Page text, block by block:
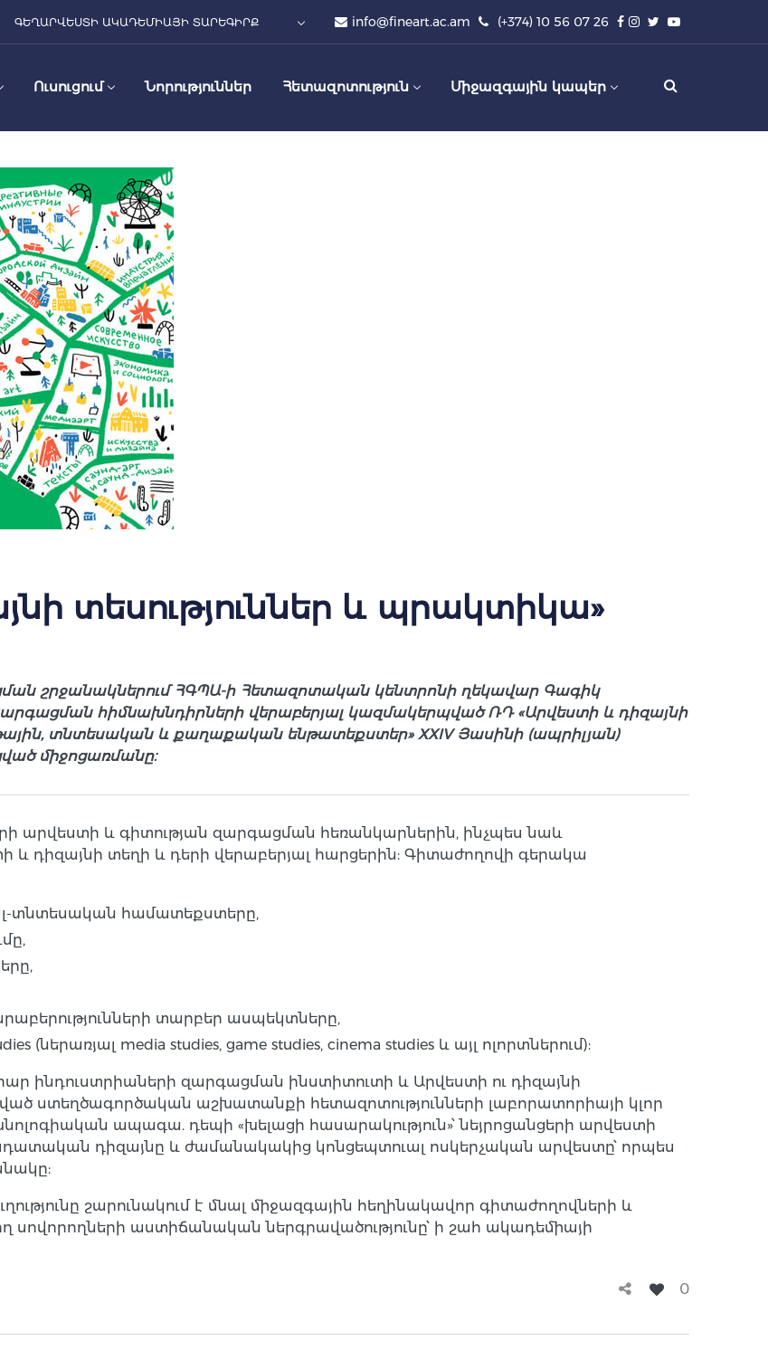
ԳԵՂԱՐՎԵՍՏԻ ԱԿԱԴԵՄԻԱՅԻ ՏԱՐԵԳԻՐՔ info@fineart.ac.am (+374) 10 56 07 26
Ուսուցում Նորություններ Հետազոտություն Միջազգային կապեր
տեսություններ և պրակտիկա»
շրջանակներում ՀԳՊԱ-ի Հետազոտական կենտրոնի ղեկավար Գագիկ
հիմնախնդիրների վերաբերյալ կազմակերպված ՌԴ «Արվեստի և դիզայնի
տնտեսական և քաղաքական ենթատեքստեր» XXIV Յասինի (ապրիլյան)
միջոցառմանը։
արվեստի և գիտության զարգացման հեռանկարներին, ինչպես նաև
դիզայնի տեղի և դերի վերաբերյալ հարցերին: Գիտաժողովի գերակա
տնտեսական համատեքստերը,
տարբեր ասպեկտները,
(ներառյալ media studies, game studies, cinema studies և այլ ոլորտներում):
ինդուստրիաների զարգացման ինստիտուտի և Արվեստի ու դիզայնի
ստեղծագործական աշխատանքի հետազոտությունների լաբորատորիայի կլոր
ապագա. դեպի «խելացի հասարակություն»՝ նեյրոցանցերի արվեստի
դիզայնը և ժամանակակից կոնցեպտուալ ոսկերչական արվեստը՝ որպես
շարունակում է մնալ միջազգային հեղինակավոր գիտաժողովների և
սովորողների աստիճանական ներգրավածությունը՝ ի շահ ակադեմիայի
0